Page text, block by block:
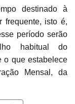
destinado à
frequente, isto é,
período serão
habitual do
o que estabelece
Mensal, da